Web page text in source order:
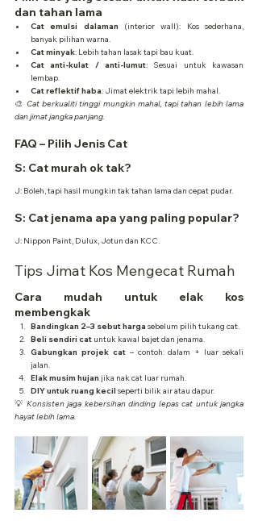
dan tahan lama
Cat emulsi dalaman (interior wall): Kos sederhana,
banyak pilihan warna.
Cat minyak: Lebih tahan lasak tapi bau kuat.
Cat anti-kulat / anti-lumut: Sesuai untuk kawasan
lembap.
Cat reflektif haba: Jimat elektrik tapi lebih mahal.
🎨 Cat berkualiti tinggi mungkin mahal, tapi tahan lebih lama
dan jimat jangka panjang.
FAQ – Pilih Jenis Cat
S: Cat murah ok tak?
J: Boleh, tapi hasil mungkin tak tahan lama dan cepat pudar.
S: Cat jenama apa yang paling popular?
J: Nippon Paint, Dulux, Jotun dan KCC.
Tips Jimat Kos Mengecat Rumah
Cara mudah untuk elak kos
membengkak
Bandingkan 2–3 sebut harga sebelum pilih tukang cat.
Beli sendiri cat untuk kawal bajet dan jenama.
Gabungkan projek cat – contoh: dalam + luar sekali
jalan.
Elak musim hujan jika nak cat luar rumah.
DIY untuk ruang kecil seperti bilik air atau dapur.
💡 Konsisten jaga kebersihan dinding lepas cat untuk jangka
hayat lebih lama.